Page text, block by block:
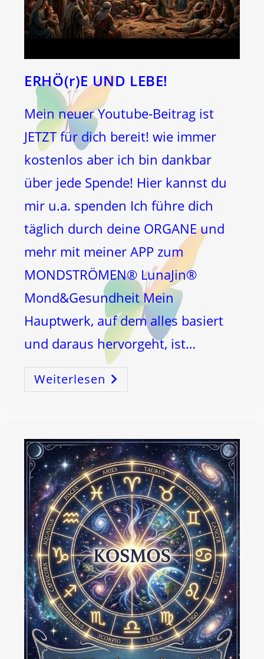
ERHÖ(r)E UND LEBE!
Mein neuer Youtube-Beitrag ist
JETZT für dich bereit! wie immer
kostenlos aber ich bin dankbar
über jede Spende! Hier kannst du
mir u.a. spenden Ich führe dich
täglich durch deine ORGANE und
mehr mit meiner APP zum
MONDSTRÖMEN® LunaJin®
Mond&Gesundheit Mein
Hauptwerk, auf dem alles basiert
und daraus hervorgeht, ist…
Weiterlesen ERHÖ(r)E
UND
LEBE!